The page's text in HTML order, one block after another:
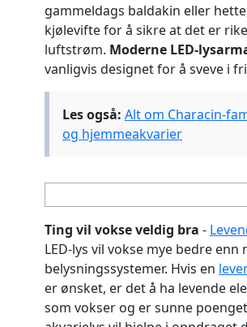
gammeldags baldakin eller
kjølevifte for å sikre at det er
luftstrøm. Moderne LED-
vanligvis designet for å sveve i
Les også: Alt om Characin-
og hjemmeakvarier
Ting vil vokse veldig bra -
LED-lys vil vokse mye bedre
belysningssystemer. Hvis en
er ønsket, er det å ha levende
som vokser og er sunne